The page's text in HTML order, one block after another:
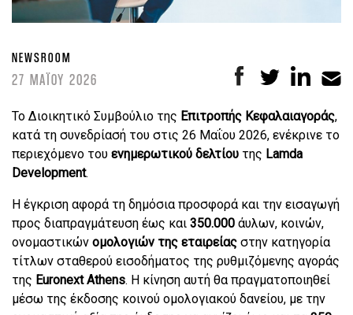
NEWSROOM
27 ΜΑΪΟΥ 2026
Το Διοικητικό Συμβούλιο της Επιτροπής Κεφαλαιαγοράς,
κατά τη συνεδρίασή του στις 26 Μαΐου 2026, ενέκρινε το
περιεχόμενο του ενημερωτικού δελτίου της Lamda
Development.
Η έγκριση αφορά τη δημόσια προσφορά και την εισαγωγή
προς διαπραγμάτευση έως και 350.000 άυλων, κοινών,
ονομαστικών ομολογιών της εταιρείας στην κατηγορία
τίτλων σταθερού εισοδήματος της ρυθμιζόμενης αγοράς
της Euronext Athens. Η κίνηση αυτή θα πραγματοποιηθεί
μέσω της έκδοσης κοινού ομολογιακού δανείου, με την